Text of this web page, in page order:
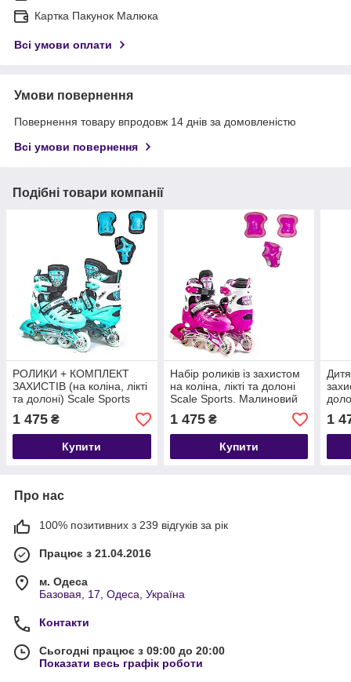
Картка Пакунок Малюка
Всі умови оплати
Умови повернення
Повернення товару впродовж 14 днів за домовленістю
Всі умови повернення
Подібні товари компанії
РОЛИКИ + КОМПЛЕКТ
ЗАХИСТІВ (на коліна, лікті
та долоні) Scale Sports
1 475 ₴
Купити
Набір роликів із захистом
на коліна, лікті та долоні
Scale Sports. Малиновий
1 475₴
Купити
1
Про нас
100% позитивних з 239 відгуків за рік
Працює з 21.04.2016
м. Одеса
Базовая, 17, Одеса, Україна
Контакти
Сьогодні працює з 09:00 до 20:00
Показати весь графік роботи